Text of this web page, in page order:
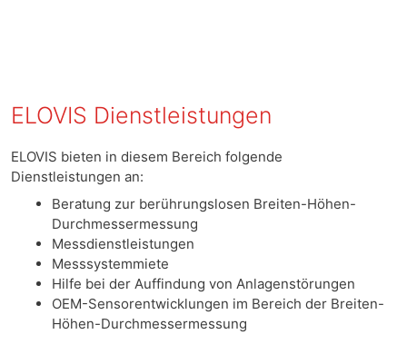
ELOVIS Dienstleistungen
ELOVIS bieten in diesem Bereich folgende
Dienstleistungen an:
Beratung zur berührungslosen Breiten-Höhen-
Durchmessermessung
Messdienstleistungen
Messsystemmiete
Hilfe bei der Auffindung von Anlagenstörungen
OEM-Sensorentwicklungen im Bereich der Breiten-
Höhen-Durchmessermessung